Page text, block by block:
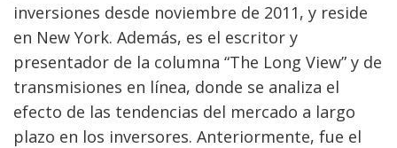
inversiones desde noviembre de 2011, y reside
en New York. Además, es el escritor y
presentador de la columna “The Long View” y de
transmisiones en línea, donde se analiza el
efecto de las tendencias del mercado a largo
plazo en los inversores. Anteriormente, fue el